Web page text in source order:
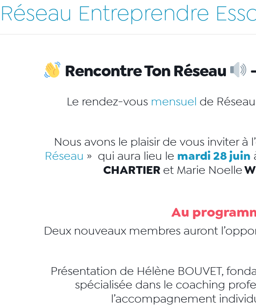
Réseau Entreprendre
Rencontre Ton Réseau
Le rendez-vous mensuel de
Nous avons le plaisir de vous inviter à
Réseau » qui aura lieu le mardi 28 juin
CHARTIER et Marie Noelle
Au
Deux nouveaux membres auront
Présentation de Hélène BOUVET,
spécialisée dans le coaching
l’accompagnement